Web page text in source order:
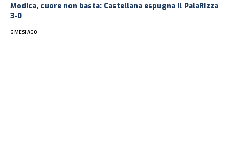
Modica, cuore non basta: Castellana espugna il PalaRizza
3-0
6 MESI AGO